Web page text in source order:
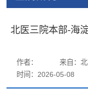
北医三院本部-海
作者：
来自：
时间：2026-05-08